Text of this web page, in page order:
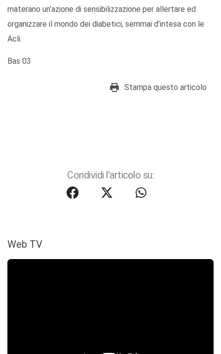
materano un’azione di sensibilizzazione per allertare ed
organizzare il mondo dei diabetici, semmai d’intesa con le
Acli.
Bas 03
Stampa questo articolo
Condividi l'articolo su:
Web TV